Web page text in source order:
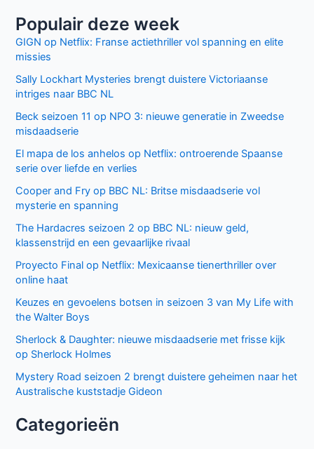
Populair deze week
GIGN op Netflix: Franse actiethriller vol spanning en elite
missies
Sally Lockhart Mysteries brengt duistere Victoriaanse
intriges naar BBC NL
Beck seizoen 11 op NPO 3: nieuwe generatie in Zweedse
misdaadserie
El mapa de los anhelos op Netflix: ontroerende Spaanse
serie over liefde en verlies
Cooper and Fry op BBC NL: Britse misdaadserie vol
mysterie en spanning
The Hardacres seizoen 2 op BBC NL: nieuw geld,
klassenstrijd en een gevaarlijke rivaal
Proyecto Final op Netflix: Mexicaanse tienerthriller over
online haat
Keuzes en gevoelens botsen in seizoen 3 van My Life with
the Walter Boys
Sherlock & Daughter: nieuwe misdaadserie met frisse kijk
op Sherlock Holmes
Mystery Road seizoen 2 brengt duistere geheimen naar het
Australische kuststadje Gideon
Categorieën